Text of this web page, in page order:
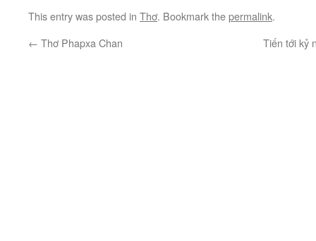
This entry was posted in Thơ. Bookmark thepermalink.
← Thơ Phapxa Chan Tiến tới kỷ